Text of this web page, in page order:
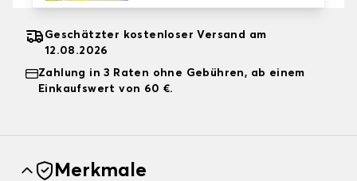
Geschätzter kostenloser Versand am
12.08.2026
Zahlung in 3 Raten ohne Gebühren, ab einem
Einkaufswert von 60 €.
Merkmale